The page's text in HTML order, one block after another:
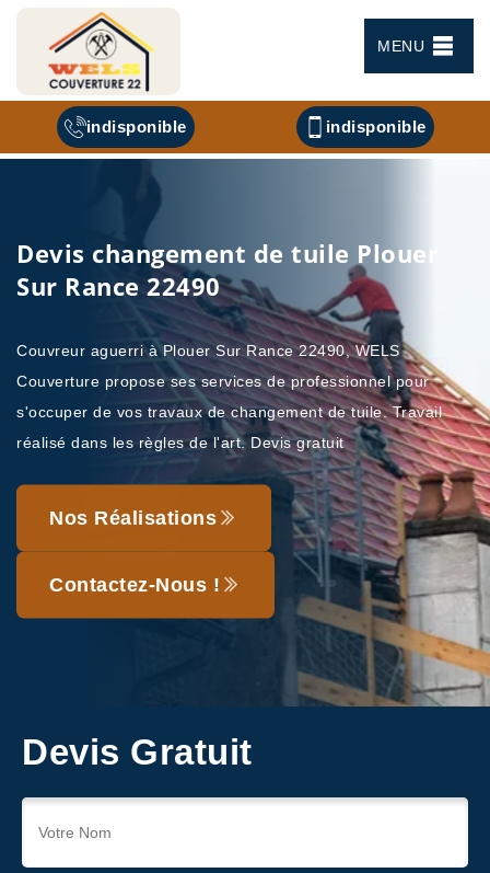
MENU
indisponible indisponible
Devis changement de tuile Plouer
Sur Rance 22490
Couvreur aguerri à Plouer Sur Rance 22490, WELS
Couverture propose ses services de professionnel pour
s'occuper de vos travaux de changement de tuile. Travail
réalisé dans les règles de l'art. Devis gratuit
Nos Réalisations
Contactez-Nous !
Devis Gratuit